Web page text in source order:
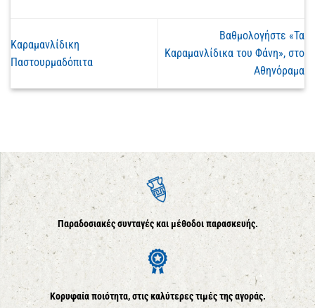
Καραμανλίδικη
Παστουρμαδόπιτα
Βαθμολογήστε «Τα
Καραμανλίδικα του Φάνη», στο
Αθηνόραμα
Παραδοσιακές συνταγές και μέθοδοι παρασκευής.
Κορυφαία ποιότητα, στις καλύτερες τιμές της αγοράς.